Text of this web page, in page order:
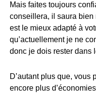
Mais faites toujours
conseillera, il saura
est le mieux adapté à
qu’actuellement je ne
donc je dois rester dans
D’autant plus que, vous
encore plus